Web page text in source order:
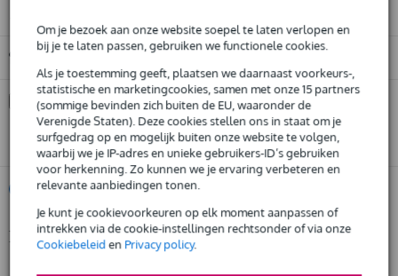
Om je bezoek aan onze website soepel te laten verlopen en
bij je te laten passen, gebruiken we functionele cookies.
Als je toestemming geeft, plaatsen we daarnaast voorkeurs-,
statistische en marketingcookies, samen met onze 15 partners
(sommige bevinden zich buiten de EU, waaronder de
Verenigde Staten). Deze cookies stellen ons in staat om je
surfgedrag op en mogelijk buiten onze website te volgen,
waarbij we je IP-adres en unieke gebruikers-ID’s gebruiken
voor herkenning. Zo kunnen we je ervaring verbeteren en
relevante aanbiedingen tonen.
Je kunt je cookievoorkeuren op elk moment aanpassen of
intrekken via de cookie-instellingen rechtsonder of via onze
Cookiebeleiden Privacy policy.
Gratis ophalen in de winkel
Kies nu voor 2 jaar extra Bax Music garantie en meer
voordelen
€ 18,45 eenmalig
Huur dit product
Huur dit product al vanaf 26 euro per maand
Productinformatie